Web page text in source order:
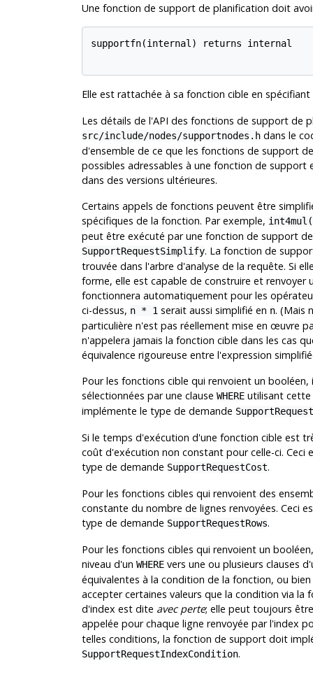
Une fonction de support de planification doit
supportfn(internal) returns internal
Elle est rattachée à sa fonction cible en
Les détails de l'API des fonctions de support de
src/include/nodes/supportnodes.hdans le
d'ensemble de ce que les fonctions de support
possibles adressables à une fonction de
dans des versions ultérieures.
Certains appels de fonctions peuvent être
spécifiques de la fonction. Par exemple,
peut être exécuté par une fonction de support
SupportRequestSimplify. La fonction de
trouvée dans l'arbre d'analyse de la requête. Si
forme, elle est capable de construire et renvoyer
fonctionnera automatiquement pour les
ci-dessus, n * 1serait aussi simplifié en n. (Mais
particulière n'est pas réellement mise en œuvre
n'appelera jamais la fonction cible dans les cas
équivalence rigoureuse entre l'expression
Pour les fonctions cible qui renvoient un
sélectionnées par une clause WHEREutilisant cette
implémente le type de demande
Si le temps d'exécution d'une fonction cible est
coût d'exécution non constant pour celle-ci.
type de demande SupportRequestCost.
Pour les fonctions cibles qui renvoient des
constante du nombre de lignes renvoyées. Ceci
type de demande SupportRequestRows.
Pour les fonctions cibles qui renvoient un
niveau d'un WHEREvers une ou plusieurs clauses
équivalentes à la condition de la fonction, ou
accepter certaines valeurs que la condition via la
d'index est dite avec perte; elle peut toujours
appelée pour chaque ligne renvoyée par l'index
telles conditions, la fonction de support doit
SupportRequestIndexCondition.